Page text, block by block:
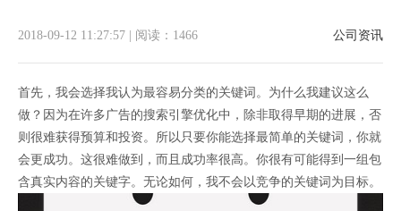
公司资讯
2018-09-12 11:27:57 阅读：1466
首先，我会选择我认为最容易分类的关键词。为什么我建议这么
做？因为在许多广告的搜索引擎优化中，除非取得早期的进展，否
则很难获得预算和投资。所以只要你能选择最简单的关键词，你就
会更成功。这很难做到，而且成功率很高。你很有可能得到一组包
含真实内容的关键字。无论如何，我不会以竞争的关键词为目标。